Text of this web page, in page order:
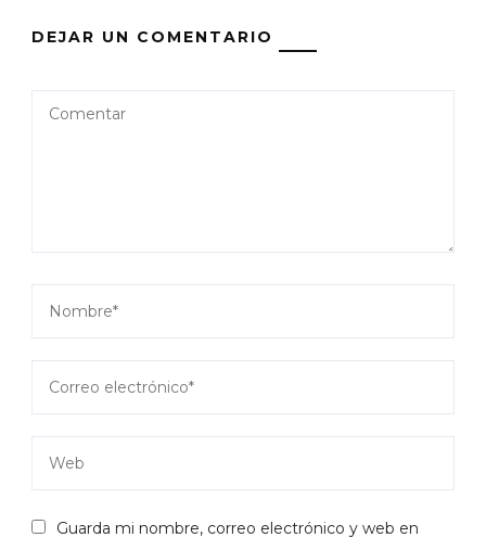
DEJAR UN COMENTARIO
Guarda mi nombre, correo electrónico y web en